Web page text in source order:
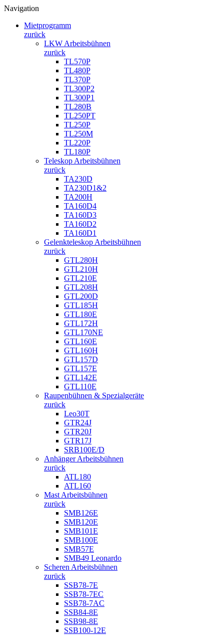
Navigation
Mietprogramm
zurück
LKW Arbeitsbühnen
zurück
TL570P
TL480P
TL370P
TL300P2
TL300P1
TL280B
TL250PT
TL250P
TL250M
TL220P
TL180P
Teleskop Arbeitsbühnen
zurück
TA230D
TA230D1&2
TA200H
TA160D4
TA160D3
TA160D2
TA160D1
Gelenkteleskop Arbeitsbühnen
zurück
GTL280H
GTL210H
GTL210E
GTL208H
GTL200D
GTL185H
GTL180E
GTL172H
GTL170NE
GTL160E
GTL160H
GTL157D
GTL157E
GTL142E
GTL110E
Raupenbühnen & Spezialgeräte
zurück
Leo30T
GTR24J
GTR20J
GTR17J
SRB100E/D
Anhänger Arbeitsbühnen
zurück
ATL180
ATL160
Mast Arbeitsbühnen
zurück
SMB126E
SMB120E
SMB101E
SMB100E
SMB57E
SMB49 Leonardo
Scheren Arbeitsbühnen
zurück
SSB78-7E
SSB78-7EC
SSB78-7AC
SSB84-8E
SSB98-8E
SSB100-12E